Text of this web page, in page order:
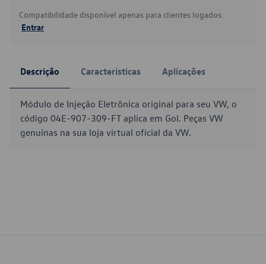
Compatibilidade disponível apenas para clientes logados.
Entrar
Descrição Características Aplicações
Módulo de Injeção Eletrônica original para seu VW, o
código 04E-907-309-FT aplica em Gol. Peças VW
genuínas na sua loja virtual oficial da VW.